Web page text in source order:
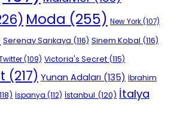
Moda (255) New York(107)
Serenay Sarıkaya (116) Sinem Kobal (116)
(109) Victoria's Secret (115)
(217) Yunan Adaları (135) İbrahim
İspanya (112) İstanbul (120) İtalya